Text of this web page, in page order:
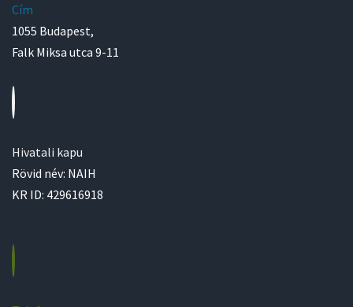
Cím
1055 Budapest,
Falk Miksa utca 9-11
Hivatali kapu
Rövid név: NAIH
KR ID: 429616918